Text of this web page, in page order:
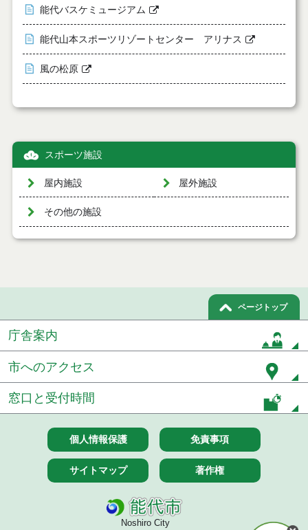
能代バスケミュージアム
能代山本スポーツリゾートセンター アリナス
風の松原
スポーツ施設
屋内施設 屋外施設
その他の施設
ページトップ
庁舎案内
市へのアクセス
窓口と受付時間
個人情報保護 免責事項
サイトマップ 著作権
Noshiro City